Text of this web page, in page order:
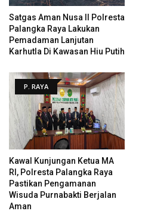
Satgas Aman Nusa II Polresta
Palangka Raya Lakukan
Pemadaman Lanjutan
Karhutla Di Kawasan Hiu Putih
P. RAYA
Kawal Kunjungan Ketua MA
RI, Polresta Palangka Raya
Pastikan Pengamanan
Wisuda Purnabakti Berjalan
Aman